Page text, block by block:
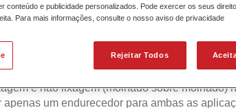
Speed-TEC HS Speed Surfacer
e o excelente desempenho dos
Surfacers de primeira geração.Esta versão
e não lixagem (molhado sobre molhado)
apenas um endurecedor para ambas as
conteúdo e publicidade personalizados. Pode exercer os seus
Para mais informações, consulte o nosso aviso de privacidade
Rejeitar Todos